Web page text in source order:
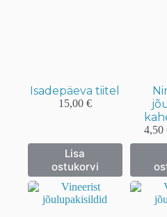
Isadepäeva tiitel
15,00 €
Lisa
ostukorvi
Sellel
tootel
on
mitu
varianti.
4,50